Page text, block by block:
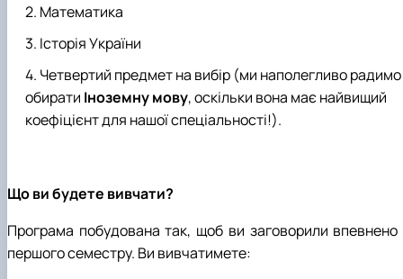
Математика
Історія України
Четвертий предмет на вибір (ми наполегливо радимо
обирати Іноземну мову, оскільки вона має найвищий
коефіцієнт для нашої спеціальності!).
Що ви будете вивчати?
Програма побудована так, щоб ви заговорили впевнено
першого семестру. Ви вивчатимете: